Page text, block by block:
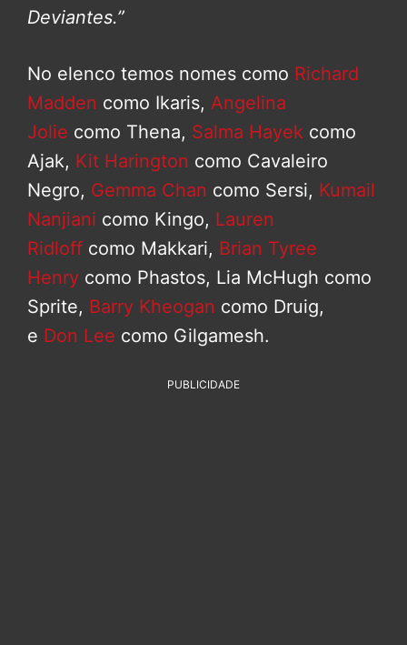
Deviantes.”
No elenco temos nomes como Richard
Madden como Ikaris, Angelina
Jolie como Thena, Salma Hayek como
Ajak, Kit Harington como Cavaleiro
Negro, Gemma Chan como Sersi, Kumail
Nanjiani como Kingo, Lauren
Ridloff como Makkari, Brian Tyree
Henry como Phastos, Lia McHugh como
Sprite, Barry Kheogan como Druig,
e Don Lee como Gilgamesh.
PUBLICIDADE